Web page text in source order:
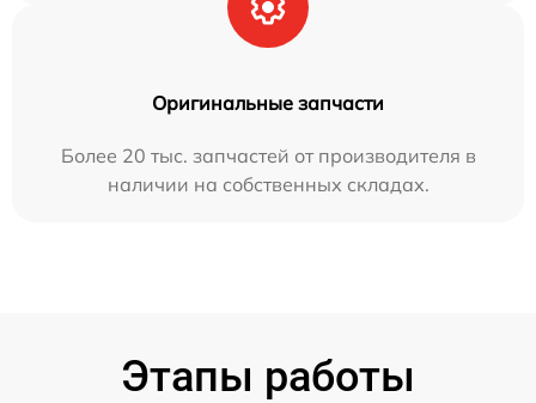
Оригинальные запчасти
Более 20 тыс. запчастей от производителя в
наличии на собственных складах.
Этапы работы